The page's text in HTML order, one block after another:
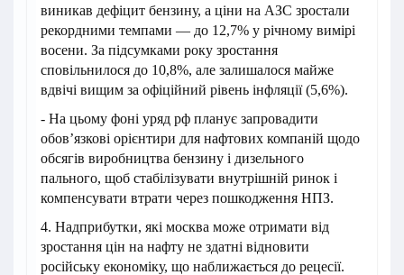
виникав дефіцит бензину, а ціни на АЗС зростали
рекордними темпами — до 12,7% у річному вимірі
восени. За підсумками року зростання
сповільнилося до 10,8%, але залишалося майже
вдвічі вищим за офіційний рівень інфляції (5,6%).
- На цьому фоні уряд рф планує запровадити
обов’язкові орієнтири для нафтових компаній щодо
обсягів виробництва бензину і дизельного
пального, щоб стабілізувати внутрішній ринок і
компенсувати втрати через пошкодження НПЗ.
4. Надприбутки, які москва може отримати від
зростання цін на нафту не здатні відновити
російську економіку, що наближається до рецесії.